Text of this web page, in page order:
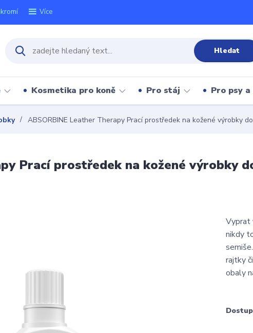
Více
Hledat
Kosmetika pro koně Pro stáj Pro psy a
ABSORBINE Leather Therapy Prací prostředek na kožené výrobky
Prací prostředek na kožené výrobky
Vyprat
nikdy
rajtky
obaly